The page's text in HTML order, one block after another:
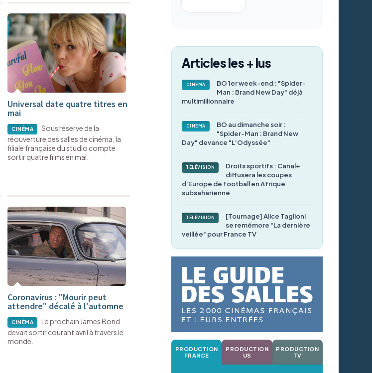
Universal date quatre titres en
mai
CINÉMA
Sous réserve de la
réouverture des salles de cinéma, la
filiale française du studio compte
sortir quatre films en mai.
Coronavirus : "Mourir peut
attendre" décalé à l'automne
CINÉMA
Le prochain James Bond
devait sortir courant avril à travers le
monde.
Articles les + lus
CINÉMA
BO 1er week-end : "Spider-
Man : Brand New Day" déjà
multimillionnaire
CINÉMA
BO au dimanche soir :
"Spider-Man : Brand New
Day" devance "L’Odyssée"
TÉLÉVISION
Droits sportifs : Canal+
diffusera les coupes
d’Europe de football en Afrique
subsaharienne
TÉLÉVISION
[Tournage] Alice Taglioni
se remémore "La dernière
veillée" pour France TV
PRODUCTION
FRANCE
PRODUCTION
US
PRODUCTION
TV